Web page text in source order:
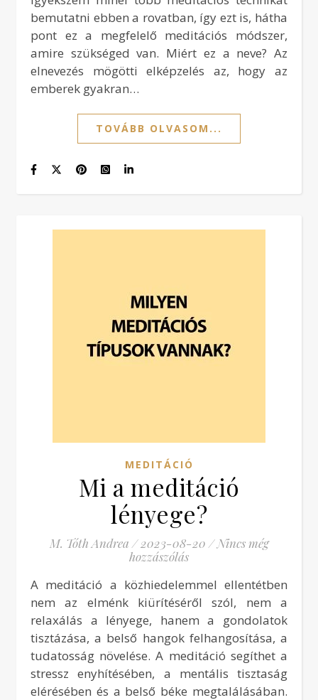
bemutatni ebben a rovatban, így ezt is, hátha
pont ez a megfelelő meditációs módszer,
amire szükséged van. Miért ez a neve? Az
elnevezés mögötti elképzelés az, hogy az
emberek gyakran…
TOVÁBB OLVASOM...
MEDITÁCIÓ
Mi a meditáció
lényege?
M. Tóth Andrea / 2023-08-20 / Nincs még
hozzászólás
A meditáció a közhiedelemmel ellentétben
nem az elménk kiürítéséről szól, nem a
relaxálás a lényege, hanem a gondolatok
tisztázása, a belső hangok felhangosítása, a
tudatosság növelése. A meditáció segíthet a
stressz enyhítésében, a mentális tisztaság
elérésében és a belső béke megtalálásában.